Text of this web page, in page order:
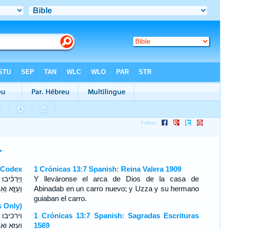
וְעֻזָּ֣א
Only)
ועזא
1 Crónicas 13:7 Spanish: Reina Valera 1909
Y lleváronse el arca de Dios de la casa de
Abinadab en un carro nuevo; y Uzza y su hermano
guiaban el carro.
1 Crónicas 13:7 Spanish: Sagradas Escrituras
1569